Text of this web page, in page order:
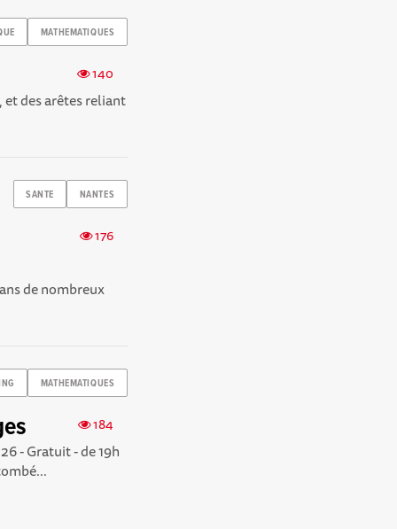
MATHEMATIQUES
140
des arêtes reliant
SANTE NANTES
176
de nombreux
MATHEMATIQUES
184
- Gratuit - de 19h